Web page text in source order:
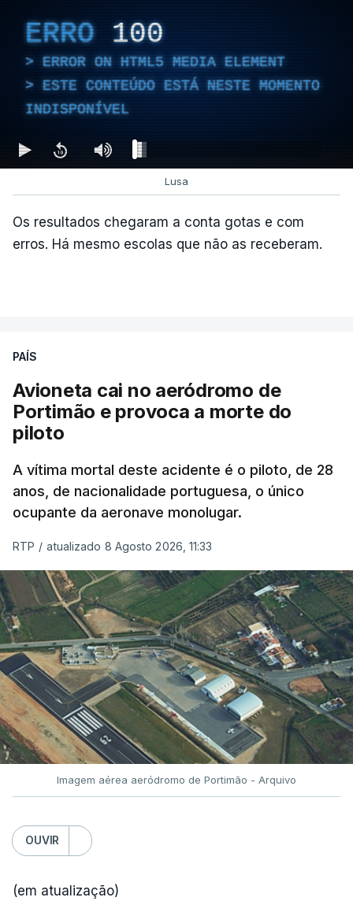
ERRO 100
ERROR ON HTML5 MEDIA ELEMENT
ESTE CONTEÚDO ESTÁ NESTE MOMENTO
INDISPONÍVEL
Lusa
Os resultados chegaram a conta gotas e com
erros. Há mesmo escolas que não as receberam.
PAÍS
Avioneta cai no aeródromo de
Portimão e provoca a morte do
piloto
A vítima mortal deste acidente é o piloto, de 28
anos, de nacionalidade portuguesa, o único
ocupante da aeronave monolugar.
RTP / atualizado 8 Agosto 2026, 11:33
Imagem aérea aeródromo de Portimão - Arquivo
OUVIR
(em atualização)